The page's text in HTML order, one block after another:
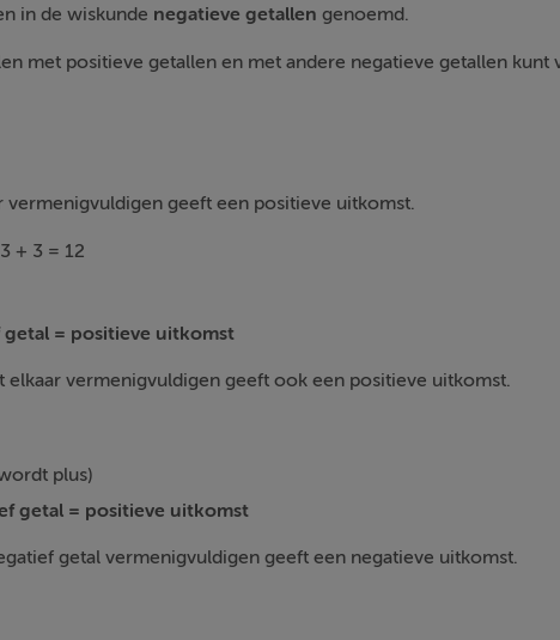
in de wiskunde negatieve getallen genoemd.
met positieve getallen en met andere negatieve getallen kunt
vermenigvuldigen geeft een positieve uitkomst.
+ 3 = 12
getal = positieve uitkomst
elkaar vermenigvuldigen geeft ook een positieve uitkomst.
plus)
getal = positieve uitkomst
getal vermenigvuldigen geeft een negatieve uitkomst.